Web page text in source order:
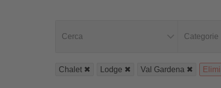
Cerca Categorie
Chalet Lodge Val Gardena